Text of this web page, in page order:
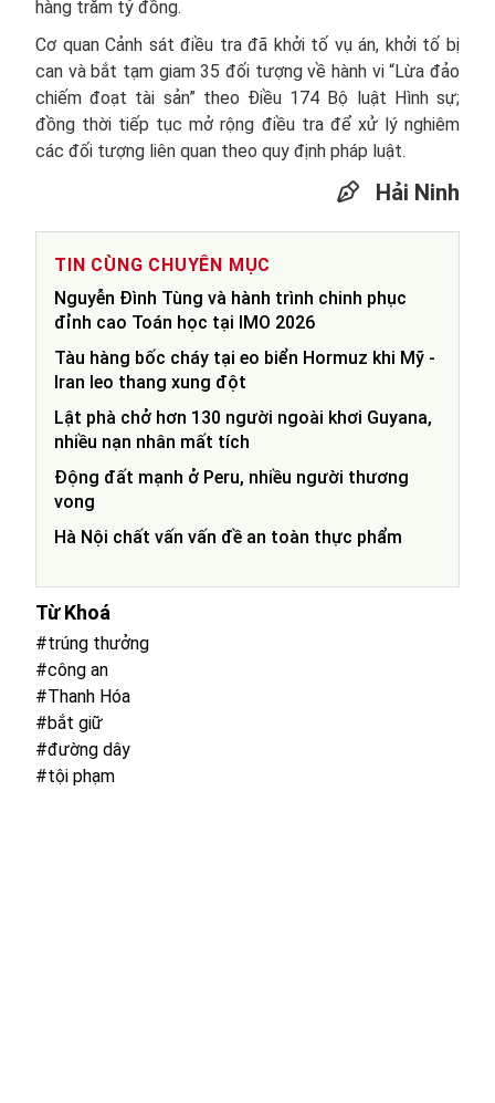
hàng trăm tỷ đồng.
Cơ quan Cảnh sát điều tra đã khởi tố vụ án, khởi tố bị
can và bắt tạm giam 35 đối tượng về hành vi “Lừa đảo
chiếm đoạt tài sản” theo Điều 174 Bộ luật Hình sự;
đồng thời tiếp tục mở rộng điều tra để xử lý nghiêm
các đối tượng liên quan theo quy định pháp luật.
Hải Ninh
TIN CÙNG CHUYÊN MỤC
Nguyễn Đình Tùng và hành trình chinh phục
đỉnh cao Toán học tại IMO 2026
Tàu hàng bốc cháy tại eo biển Hormuz khi Mỹ -
Iran leo thang xung đột
Lật phà chở hơn 130 người ngoài khơi Guyana,
nhiều nạn nhân mất tích
Động đất mạnh ở Peru, nhiều người thương
vong
Hà Nội chất vấn vấn đề an toàn thực phẩm
Từ Khoá
#trúng thưởng
#công an
#Thanh Hóa
#bắt giữ
#đường dây
#tội phạm